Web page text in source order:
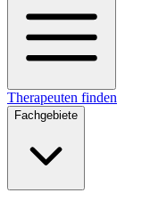
Therapeuten finden
Fachgebiete